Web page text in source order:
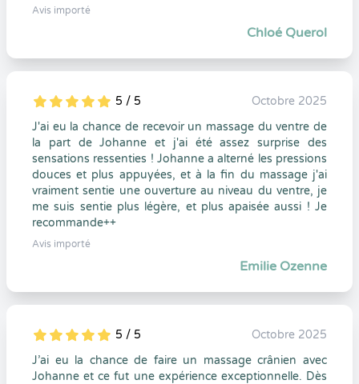
Avis importé
Chloé Querol
5
1
5
0 5 / 5
Octobre 2025
J'ai eu la chance de recevoir un massage du ventre de
la part de Johanne et j'ai été assez surprise des
sensations ressenties ! Johanne a alterné les pressions
douces et plus appuyées, et à la fin du massage j'ai
vraiment sentie une ouverture au niveau du ventre, je
me suis sentie plus légère, et plus apaisée aussi ! Je
recommande++
Avis importé
Emilie Ozenne
5
1
5
0 5 / 5
Octobre 2025
J’ai eu la chance de faire un massage crânien avec
Johanne et ce fut une expérience exceptionnelle. Dès